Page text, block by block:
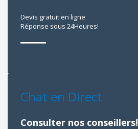
Devis gratuit en ligne
Réponse sous 24Heures!
Chat en Direct
Consulter nos conseillers!